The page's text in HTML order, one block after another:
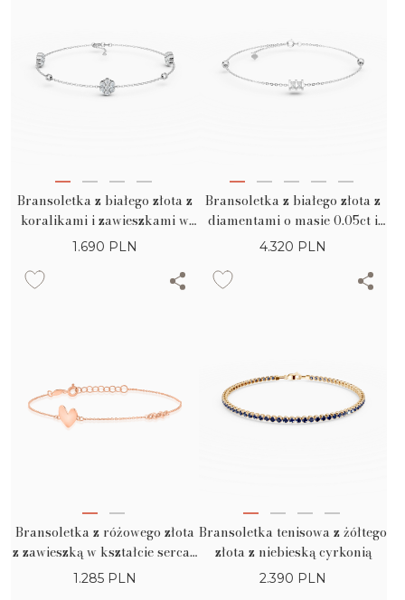
Bransoletka z białego złota z
koralikami i zawieszkami w
kształcie kwiatów
1.690 PLN
Bransoletka z białego złota z
diamentami o masie 0.05ct i
geometrycznymi detalami
4.320 PLN
Bransoletka z różowego złota
z zawieszką w kształcie serca i
łańcuszkiem
1.285 PLN
Bransoletka tenisowa z żółtego
złota z niebieską cyrkonią
2.390 PLN